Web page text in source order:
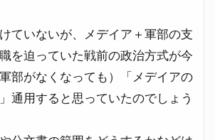
ていないが、メデイア＋軍部の支
を迫っていた戦前の政治方式が今
部がなくなっても）「メデイアの
通用すると思っていたのでしょう